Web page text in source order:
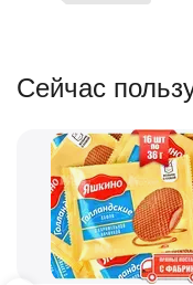
Сейчас